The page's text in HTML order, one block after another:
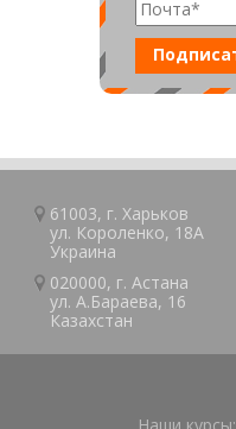
61003, г.Харьков
ул. Короленко, 18А
Украина
020000, г.Астана
ул. А.Барaeва, 16
Казaxcтан
Наши курсы: